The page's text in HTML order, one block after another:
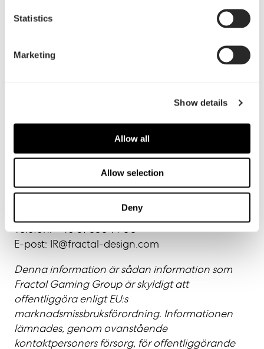
Statistics
Marketing
Show details
Allow all
Allow selection
Deny
Länk till webbkonferensen:
group.events.inderes.com/q1-report-
2025/register
https://conference.inderes.com/teleconference/?
För ytterligare information, vänligen kontakta:
Jonas Holst, VD, Fractal
Telefon: +46 31 380 71 00
E-post:IR@fractal-design.com
Karin Ingemarson, CFO, Fractal
Telefon: +46 31 380 71 00
E-post: IR@fractal-design.com
Denna information är sådan information som
Fractal Gaming Group är skyldigt att
offentliggöra enligt EU:s
marknadsmissbruksförordning. Informationen
lämnades, genom ovanstående
kontaktpersoners försorg, för offentliggörande